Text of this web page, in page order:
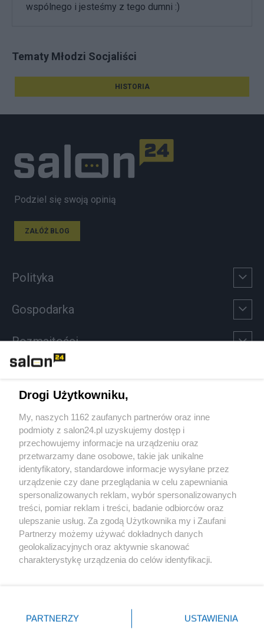
wspólnego i jesteśmy z tego dumni :)
Tematy Młodzi Socjaliści
HISTORIA
Podziel się swoją opinią
ZAŁÓŻ BLOG
Polityka
Gospodarka
Rozmaitości
Sport
Społeczeństwo
Kultura
X Facebook Instagram Youtube
Drogi Użytkowniku,
My, naszych 1162 zaufanych partnerów oraz inne
podmioty z salon24.pl uzyskujemy dostęp i
przechowujemy informacje na urządzeniu oraz
przetwarzamy dane osobowe, takie jak unikalne
identyfikatory, standardowe informacje wysyłane przez
urządzenie czy dane przeglądania w celu zapewniania
spersonalizowanych reklam, wybór spersonalizowanych
treści, pomiar reklam i treści, badanie odbiorców oraz
ulepszanie usług. Za zgodą Użytkownika my i Zaufani
Partnerzy możemy używać dokładnych danych
geolokalizacyjnych oraz aktywnie skanować
charakterystykę urządzenia do celów identyfikacji.
zmienić/wycofać klikając przycisk ustawień prywatności
znajdujący się w lewym dolnym rogu strony
PARTNERZY USTAWIENIA